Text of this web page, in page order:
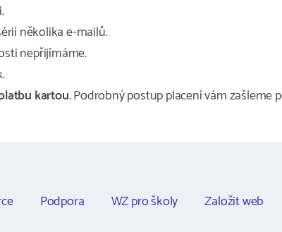
několika e-mailů.
nepřijímáme.
kartou. Podrobný postup placení vám zašleme
Podpora WZ pro školy Založit web